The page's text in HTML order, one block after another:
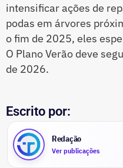
intensificar ações de
podas em árvores
o fim de 2025, eles
O Plano Verão deve
de 2026.
Escrito por:
Redação
Ver publicações